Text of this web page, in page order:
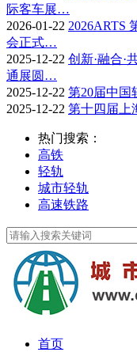
际客车展…
2026-01-22 2026ARTS
会正式…
2025-12-22 创新·融合·
通展圆…
2025-12-22 第20届中国
2025-12-22 第十四届上
热门搜索：
高铁
轻轨
城市轻轨
高速铁路
首页